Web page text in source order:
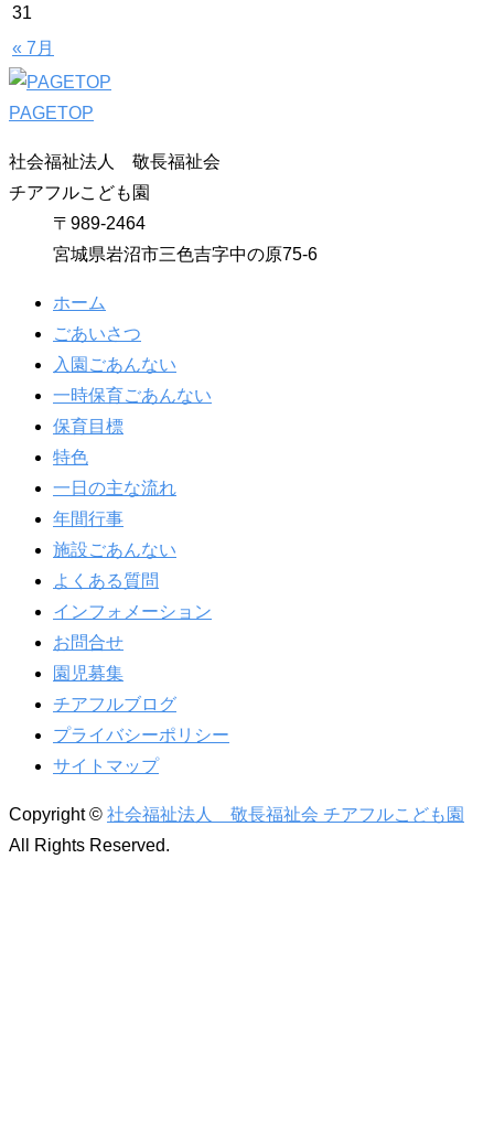
« 7月
31
PAGETOP
社会福祉法人 敬長福祉会
チアフルこども園
〒989-2464
宮城県岩沼市三色吉字中の原75-6
ホーム
ごあいさつ
入園ごあんない
一時保育ごあんない
保育目標
特色
一日の主な流れ
年間行事
施設ごあんない
よくある質問
インフォメーション
お問合せ
園児募集
チアフルブログ
プライバシーポリシー
サイトマップ
Copyright © 社会福祉法人 敬長福祉会 チアフルこども園
All Rights Reserved.